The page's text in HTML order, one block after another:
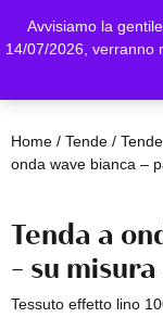
Avvisiamo la
14/07/2026, verranno
Home/ Tende/
onda wave bianca –
Tenda a
– su
Tessuto effetto lino